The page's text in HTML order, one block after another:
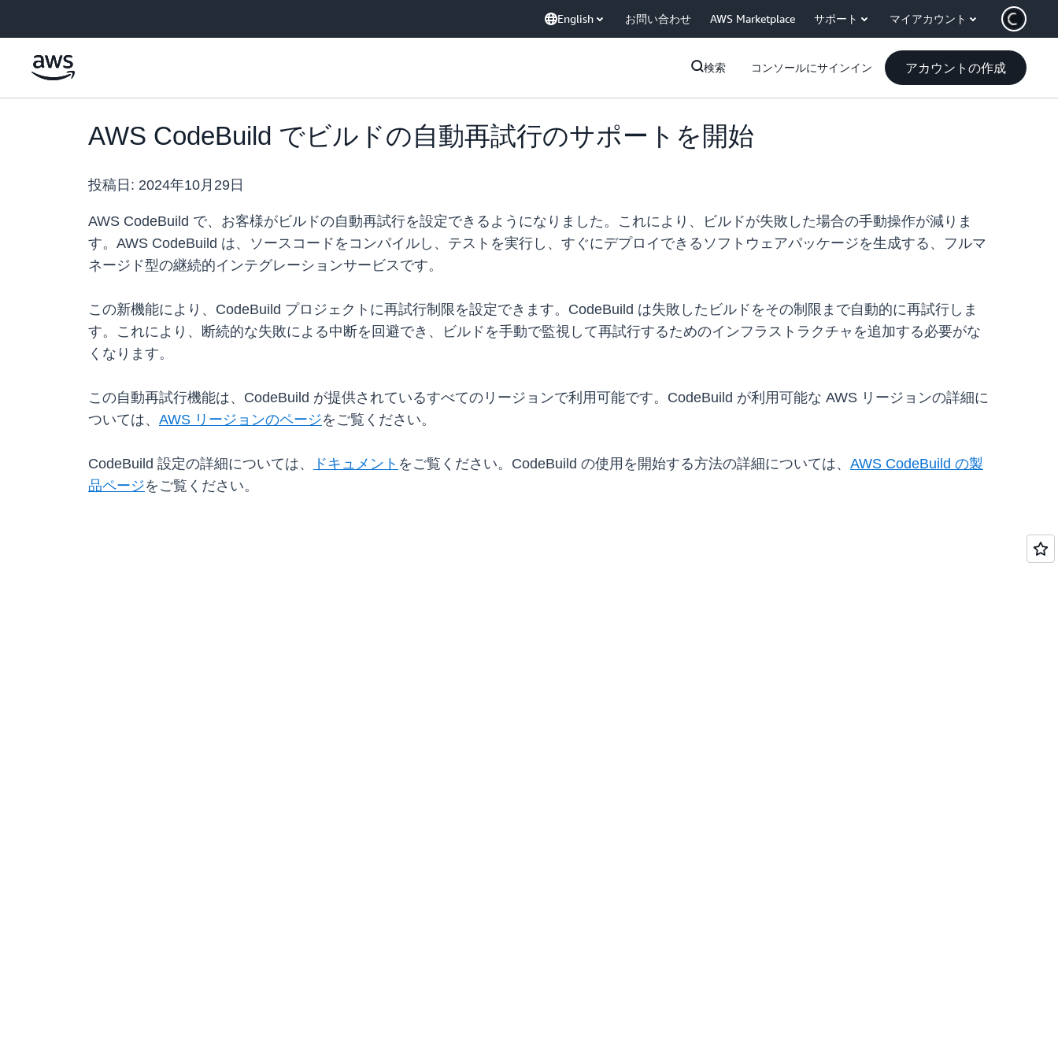
English お問い合わせ AWS Marketplace サポート マイアカウント
検索 コンソールにサインイン アカウントの作成
AWS CodeBuild でビルドの自動再試行のサポートを開始
投稿日: 2024年10月29日
AWS CodeBuild で、お客様がビルドの自動再試行を設定できるようになりました。これにより、ビルドが失敗した場合の手動操作が減りま
す。AWS CodeBuild は、ソースコードをコンパイルし、テストを実行し、すぐにデプロイできるソフトウェアパッケージを生成する、フルマ
ネージド型の継続的インテグレーションサービスです。
この新機能により、CodeBuild プロジェクトに再試行制限を設定できます。CodeBuild は失敗したビルドをその制限まで自動的に再試行しま
す。これにより、断続的な失敗による中断を回避でき、ビルドを手動で監視して再試行するためのインフラストラクチャを追加する必要がな
くなります。
この自動再試行機能は、CodeBuild が提供されているすべてのリージョンで利用可能です。CodeBuild が利用可能な AWS リージョンの詳細に
ついては、 AWS リージョンのページをご覧ください。
CodeBuild 設定の詳細については、 ドキュメント をご覧ください。CodeBuild の使用を開始する方法の詳細については、 AWS CodeBuild の製
品ページをご覧ください。